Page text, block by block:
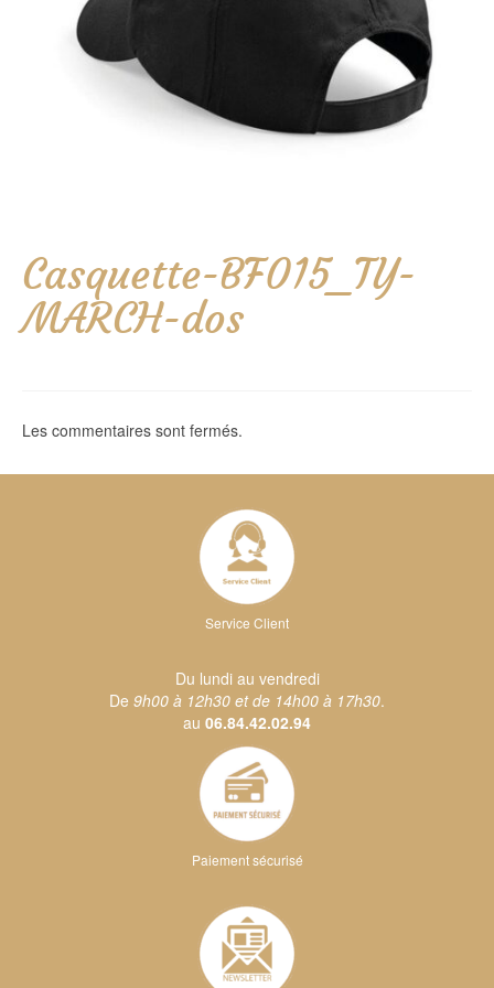
Casquette-BF015_TY-
MARCH-dos
Les commentaires sont fermés.
Service Client
Du lundi au vendredi
De 9h00 à 12h30 et de 14h00 à 17h30.
au 06.84.42.02.94
Paiement sécurisé